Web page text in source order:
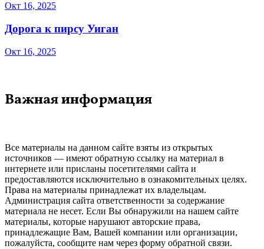
Окт 16, 2025
Дорога к пирсу Уиган
Окт 16, 2025
Важная информация
Все материалы на данном сайте взяты из открытых
источников — имеют обратную ссылку на материал в
интернете или присланы посетителями сайта и
предоставляются исключительно в ознакомительных целях.
Права на материалы принадлежат их владельцам.
Администрация сайта ответственности за содержание
материала не несет. Если Вы обнаружили на нашем сайте
материалы, которые нарушают авторские права,
принадлежащие Вам, Вашей компании или организации,
пожалуйста, сообщите нам через форму обратной связи.